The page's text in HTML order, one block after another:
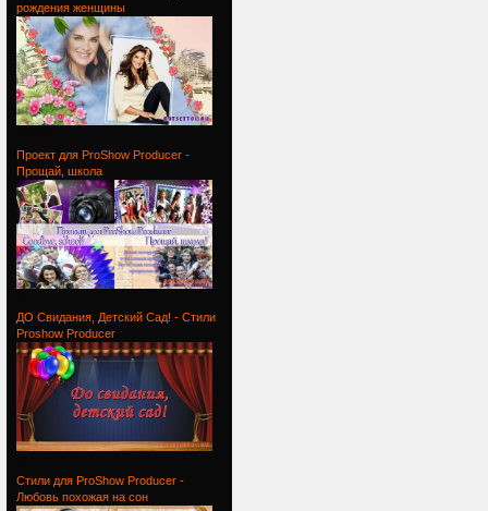
рождения женщины
Проект для ProShow Producer -
Прощай, школа
ДО Свидания, Детский Сад! - Стили
Proshow Producer
Стили для ProShow Producer -
Любовь похожая на сон